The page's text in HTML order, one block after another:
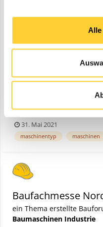
Alle
Neumünster, Mai 2021 - Mit
Planungen für die NordBau
die 66. NordBau in den
Holstein ist der 8. bis 12.
Entwicklung der Pandemie
31. Mai 2021
maschinentyp maschinen
Baufachmesse
ein Thema erstellte
Baumaschinen Industrie